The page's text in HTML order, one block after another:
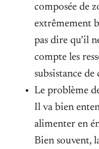
composée de
extrêmement
pas dire qu’il
compte les
subsistance
Le problème
Il va bien
alimenter en
Bien souvent,